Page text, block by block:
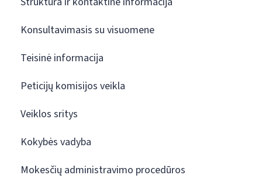
Konsultavimasis su visuomene
Teisinė informacija
Peticijų komisijos veikla
Veiklos sritys
Kokybės vadyba
Mokesčių administravimo procedūros